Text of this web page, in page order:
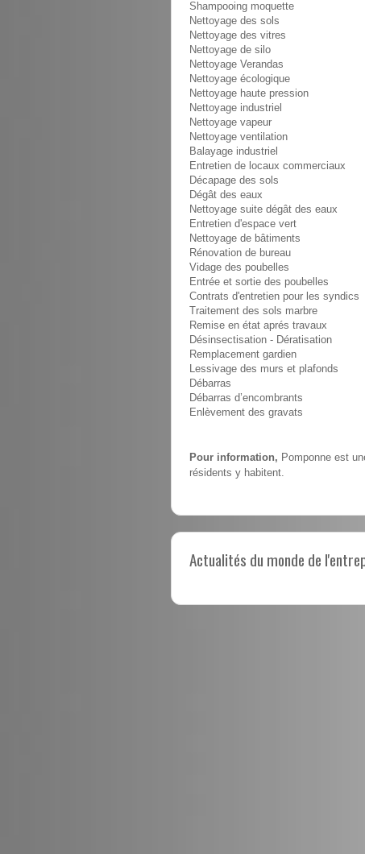
Shampooing moquette
Nettoyage des sols
Nettoyage des vitres
Nettoyage de silo
Nettoyage Verandas
Nettoyage écologique
Nettoyage haute pression
Nettoyage industriel
Nettoyage vapeur
Nettoyage ventilation
Balayage industriel
Entretien de locaux commerciaux
Décapage des sols
Dégât des eaux
Nettoyage suite dégât des eaux
Entretien d'espace vert
Nettoyage de bâtiments
Rénovation de bureau
Vidage des poubelles
Entrée et sortie des poubelles
Contrats d'entretien pour les syndics
Traitement des sols marbre
Remise en état aprés travaux
Désinsectisation - Dératisation
Remplacement gardien
Lessivage des murs et plafonds
Débarras
Débarras d’encombrants
Enlèvement des gravats
Pour information, Pomponne est
résidents y habitent.
Actualités du monde de